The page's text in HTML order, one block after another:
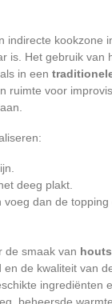
kookzone
is. Het gebruik van
in een
ruimte voor
deeg plakt.
dan de topping
de smaak van
de kwaliteit van
ingrediënten